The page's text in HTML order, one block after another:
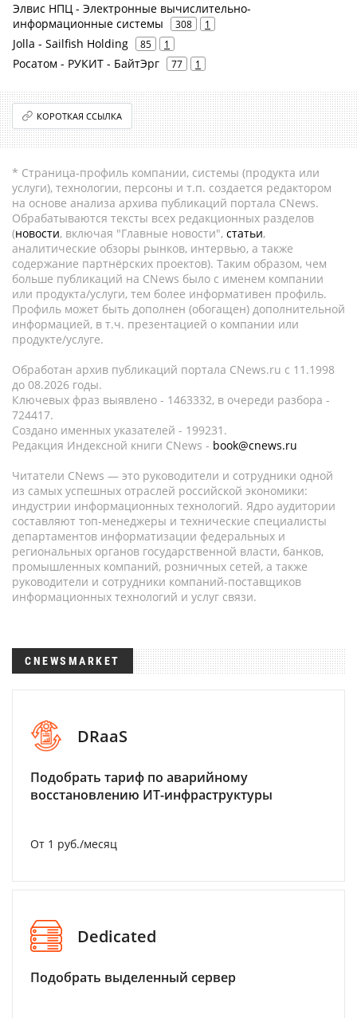
Элвис НПЦ - Электронные вычислительно-
информационные системы
308 1
Jolla - Sailfish Holding 85 1
Росатом - РУКИТ - БайтЭрг 77 1
КОРОТКАЯ ССЫЛКА
* Страница-профиль компании, системы (продукта или
услуги), технологии, персоны и т.п. создается редактором
на основе анализа архива публикаций портала CNews.
Обрабатываются тексты всех редакционных разделов
(новости, включая "Главные новости", статьи,
аналитические обзоры рынков, интервью, а также
содержание партнёрских проектов). Таким образом, чем
больше публикаций на CNews было с именем компании
или продукта/услуги, тем более информативен профиль.
Профиль может быть дополнен (обогащен) дополнительной
информацией, в т.ч. презентацией о компании или
продукте/услуге.
Обработан архив публикаций портала CNews.ru c 11.1998
до 08.2026 годы.
Ключевых фраз выявлено - 1463332, в очереди разбора -
724417.
Создано именных указателей - 199231.
Редакция Индексной книги CNews - book@cnews.ru
Читатели CNews — это руководители и сотрудники одной
из самых успешных отраслей российской экономики:
индустрии информационных технологий. Ядро аудитории
составляют топ-менеджеры и технические специалисты
департаментов информатизации федеральных и
региональных органов государственной власти, банков,
промышленных компаний, розничных сетей, а также
руководители и сотрудники компаний-поставщиков
информационных технологий и услуг связи.
CNEWSMARKET
DRaaS
Подобрать тариф по аварийному
восстановлению ИТ-инфраструктуры
От 1 руб./месяц
Dedicated
Подобрать выделенный сервер